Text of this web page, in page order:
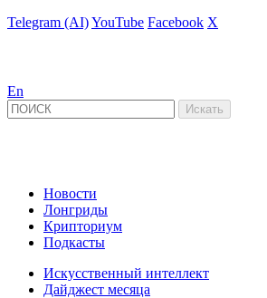
Telegram (AI)YouTube Facebook X
En
Новости
Лонгриды
Крипториум
Подкасты
Искусственный интеллект
Дайджест месяца